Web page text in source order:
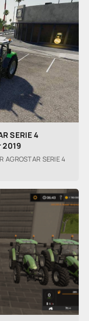
SERIE 4
2019
SERIE 4